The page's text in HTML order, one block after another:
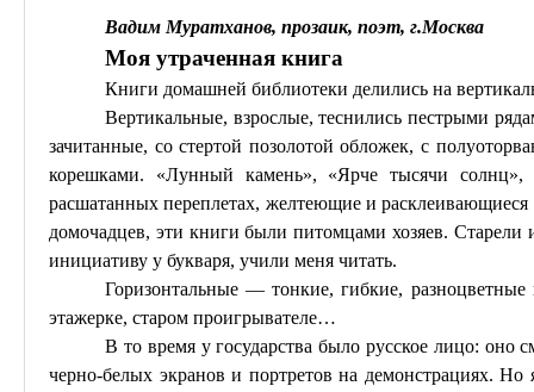
Вадим Муратханов, прозаик, поэт, г.Москва
Моя утраченная книга
Книги домашней библиотеки делилисьна
Вертикальные, взрослые, теснились пестрыми
зачитанные, со стертой позолотой обложек, с
корешками. «Лунный камень», «Ярче тысячи
расшатанных переплетах, желтеющие и
домочадцев, эти книги были питомцами хозяев.
инициативу у букваря, учили меня читать.
Горизонтальные — тонкие, гибкие,
этажерке, старом проигрывателе…
В то время у государства было русское лицо: оно
черно-белых экранов и портретов на демонстрациях.